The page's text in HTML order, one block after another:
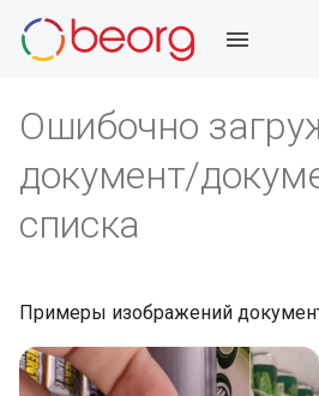
н
и
и
Ошибочно
документ/
списка
Примеры изображений